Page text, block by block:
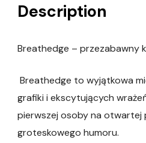
Description
Breathedge – przezabawny
Breathedge to wyjątkowa
grafiki i ekscytujących
pierwszej osoby na otwartej
groteskowego humoru.